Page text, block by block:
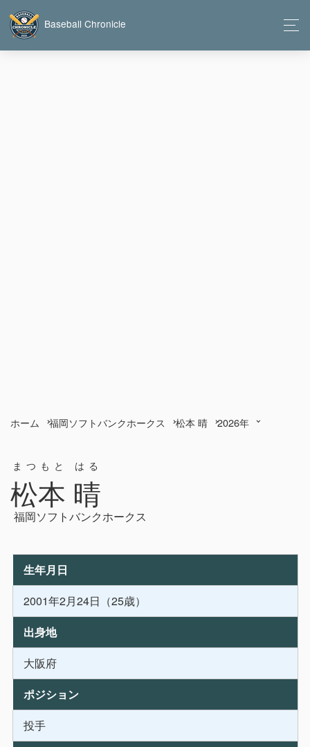
Baseball Chronicle
ホーム 福岡ソフトバンクホークス 松本 晴 2026年
松本 晴
まつもと はる
福岡ソフトバンクホークス
生年月日
2001年2月24日（25歳）
出身地
大阪府
ポジション
投手